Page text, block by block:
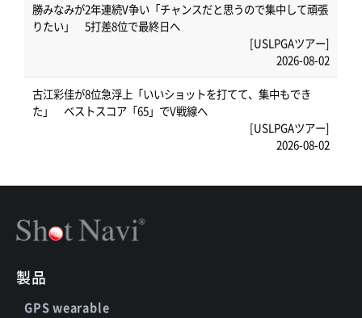
勝みなみが2年連続V争い「チャンスだと思うので集中して頑張
りたい」 5打差8位で最終日へ
[USLPGAツアー]
2026-08-02
古江彩佳が8位急浮上「いいショットを打てて、集中もでき
た」 ベストスコア「65」でV戦線へ
[USLPGAツアー]
2026-08-02
製品
GPS wearable